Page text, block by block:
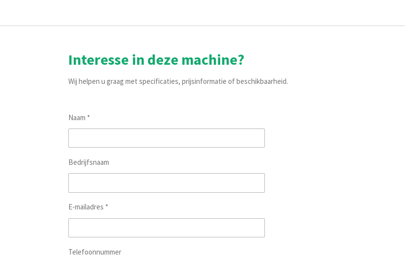
Interesse in deze machine?
Wij helpen u graag met specificaties, prijsinformatie of beschikbaarheid.
Naam *
Bedrijfsnaam
E-mailadres *
Telefoonnummer